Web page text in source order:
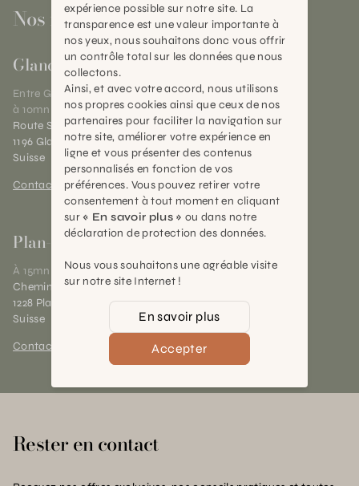
Nos magasins
Gland
Entre Genève et Lausanne,
à 10mn de Nyon
Route Suisse 40
1196 Gland (VD)
Suisse
Contact et horaires
Plan-les-Ouates
À 15mn du centre de Genève
Chemin des Charrotons 25
1228 Plan-les-Ouates (GE)
Suisse
Contact et horaires
Rester en contact
expérience possible sur notre site. La
transparence est une valeur importante à
nos yeux, nous souhaitons donc vous offrir
un contrôle total sur les données que nous
collectons.
Ainsi, et avec votre accord, nous utilisons
nos propres cookies ainsi que ceux de nos
partenaires pour faciliter la navigation sur
notre site, améliorer votre expérience en
ligne et vous présenter des contenus
personnalisés en fonction de vos
préférences. Vous pouvez retirer votre
consentement à tout moment en cliquant
sur « En savoir plus » ou dans notre
déclaration de protection des données.
Nous vous souhaitons une agréable visite
sur notre site Internet !
En savoir plus
Accepter